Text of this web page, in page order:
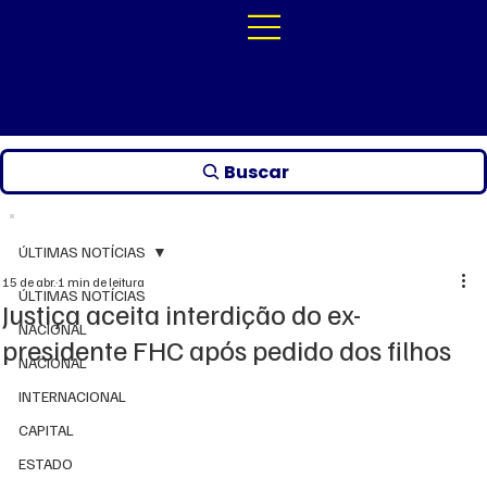
Buscar
ÚLTIMAS NOTÍCIAS
NACIONAL
NACIONAL
INTERNACIONAL
CAPITAL
ESTADO
ÚLTIMAS NOTÍCIAS
Justiça aceita interdição do ex-
presidente FHC após pedido dos filhos
15 de abr.1 min de leitura